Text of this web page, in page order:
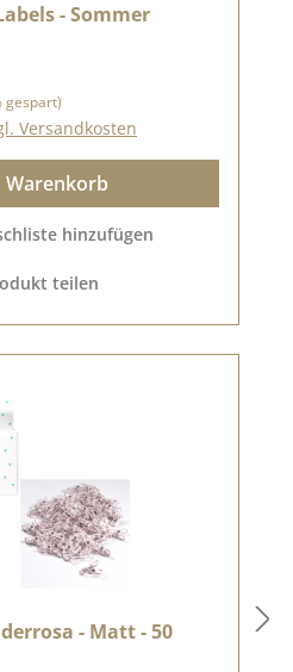
- Sommer
gespart)
Versandkosten
Warenkorb
hinzufügen
teilen
- Matt - 50